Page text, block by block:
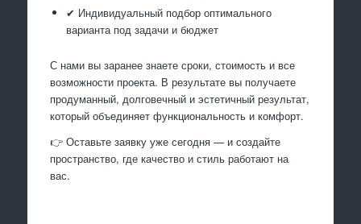
✔ Индивидуальный подбор оптимального
варианта под задачи и бюджет
С нами вы заранее знаете сроки, стоимость и все
возможности проекта. В результате вы получаете
продуманный, долговечный и эстетичный результат,
который объединяет функциональность и комфорт.
👉 Оставьте заявку уже сегодня — и создайте
пространство, где качество и стиль работают на
вас.